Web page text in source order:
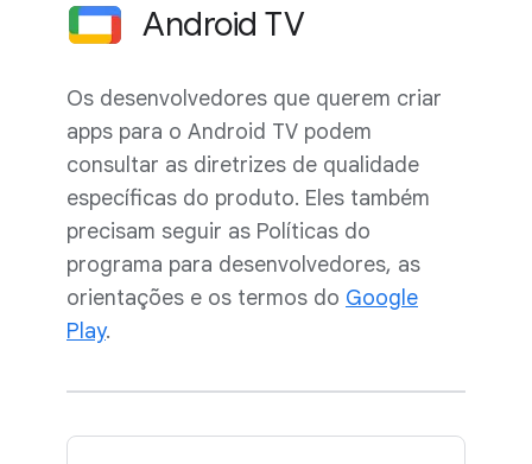
Android TV
Os desenvolvedores que querem criar
apps para o Android TV podem
consultar as diretrizes de qualidade
específicas do produto. Eles também
precisam seguir as Políticas do
programa para desenvolvedores, as
orientações e os termos do Google
Play.